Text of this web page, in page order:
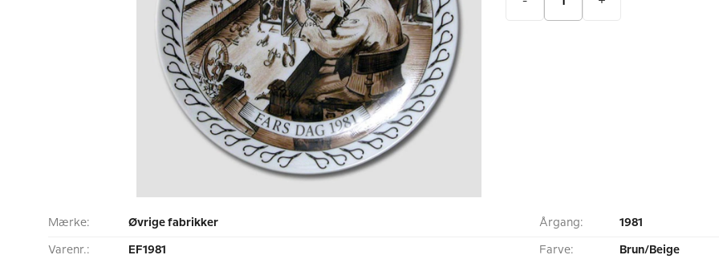
Mærke: Øvrige fabrikker
Varenr.: EF1981
Årgang: 1981
Farve: Brun/Beige